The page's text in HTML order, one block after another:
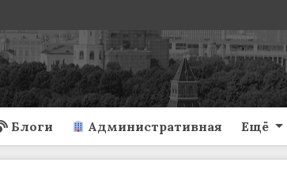
Блоги Административная Ещё